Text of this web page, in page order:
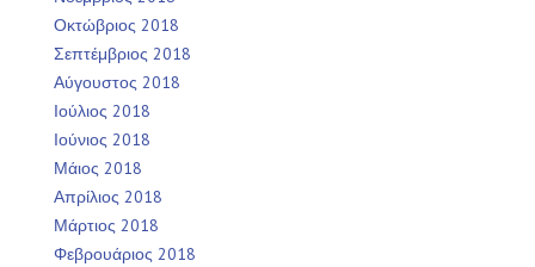
Οκτώβριος 2018
Σεπτέμβριος 2018
Αύγουστος 2018
Ιούλιος 2018
Ιούνιος 2018
Μάιος 2018
Απρίλιος 2018
Μάρτιος 2018
Φεβρουάριος 2018